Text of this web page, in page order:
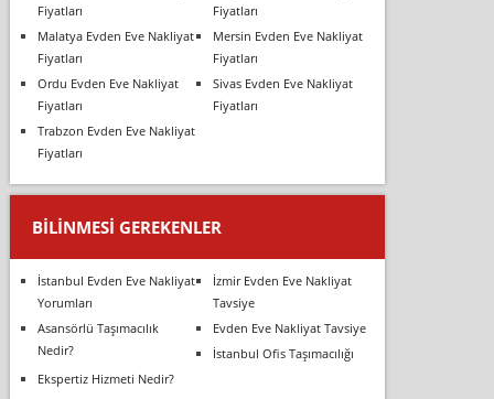
Fiyatları
Fiyatları
Malatya Evden Eve Nakliyat
Fiyatları
Mersin Evden Eve Nakliyat
Fiyatları
Ordu Evden Eve Nakliyat
Fiyatları
Sivas Evden Eve Nakliyat
Fiyatları
Trabzon Evden Eve Nakliyat
Fiyatları
BILINMESI GEREKENLER
İstanbul Evden Eve Nakliyat
Yorumları
İzmir Evden Eve Nakliyat
Tavsiye
Asansörlü Taşımacılık
Nedir?
Evden Eve Nakliyat Tavsiye
İstanbul Ofis Taşımacılığı
Ekspertiz Hizmeti Nedir?